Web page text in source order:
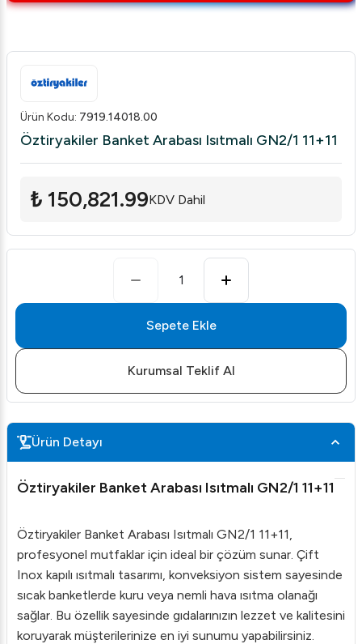
Ürün Kodu: 7919.14018.00
Öztiryakiler Banket Arabası Isıtmalı GN2/1 11+11
₺ 150,821.99KDV Dahil
1
Sepete Ekle
Kurumsal Teklif Al
Ürün Detayı
Öztiryakiler Banket Arabası Isıtmalı GN2/1 11+11
Öztiryakiler Banket Arabası Isıtmalı GN2/1 11+11,
profesyonel mutfaklar için ideal bir çözüm sunar. Çift
Inox kapılı ısıtmalı tasarımı, konveksiyon sistem sayesinde
sıcak banketlerde kuru veya nemli hava ısıtma olanağı
sağlar. Bu özellik sayesinde gıdalarınızın lezzet ve kalitesini
koruyarak müşterilerinize en iyi sunumu yapabilirsiniz.